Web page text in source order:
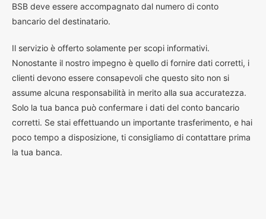
BSB deve essere accompagnato dal numero di conto
bancario del destinatario.
Il servizio è offerto solamente per scopi informativi.
Nonostante il nostro impegno è quello di fornire dati corretti, i
clienti devono essere consapevoli che questo sito non si
assume alcuna responsabilità in merito alla sua accuratezza.
Solo la tua banca può confermare i dati del conto bancario
corretti. Se stai effettuando un importante trasferimento, e hai
poco tempo a disposizione, ti consigliamo di contattare prima
la tua banca.